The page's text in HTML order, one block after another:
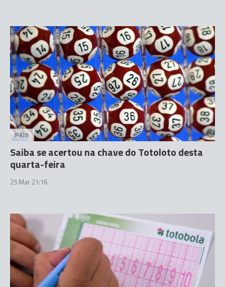
PAÍS
Saiba se acertou na chave do Totoloto desta
quarta-feira
25 Mar 21:16